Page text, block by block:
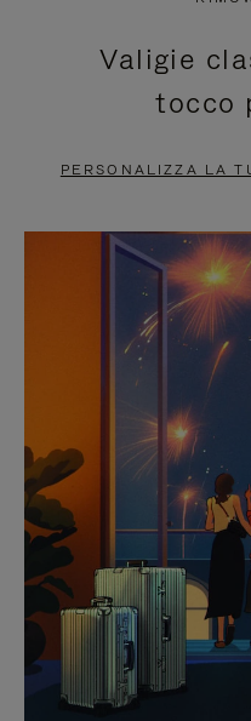
PAUSA,
PREMERE
PAUSA
PREMI
PER
Valigie
tocco
PERSONALIZZA LA